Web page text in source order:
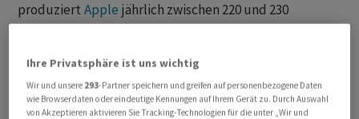
produziert Apple jährlich zwischen 220 und 230
Millionen iPhones, wobei Indiens Anteil daran rasant
In den vergangenen Jahren hatAppleseine Expansion in
Indien beschleunigt, dem bevölkerungsreichsten Land
Ihre Privatsphäre ist uns wichtig
Wir und unsere 293-Partner speichern und greifen auf personenbezogene Daten
wie Browserdaten oder eindeutige Kennungen auf Ihrem Gerät zu. Durch Auswahl
von Akzeptieren aktivieren Sie Tracking-Technologien für die unter „Wir und